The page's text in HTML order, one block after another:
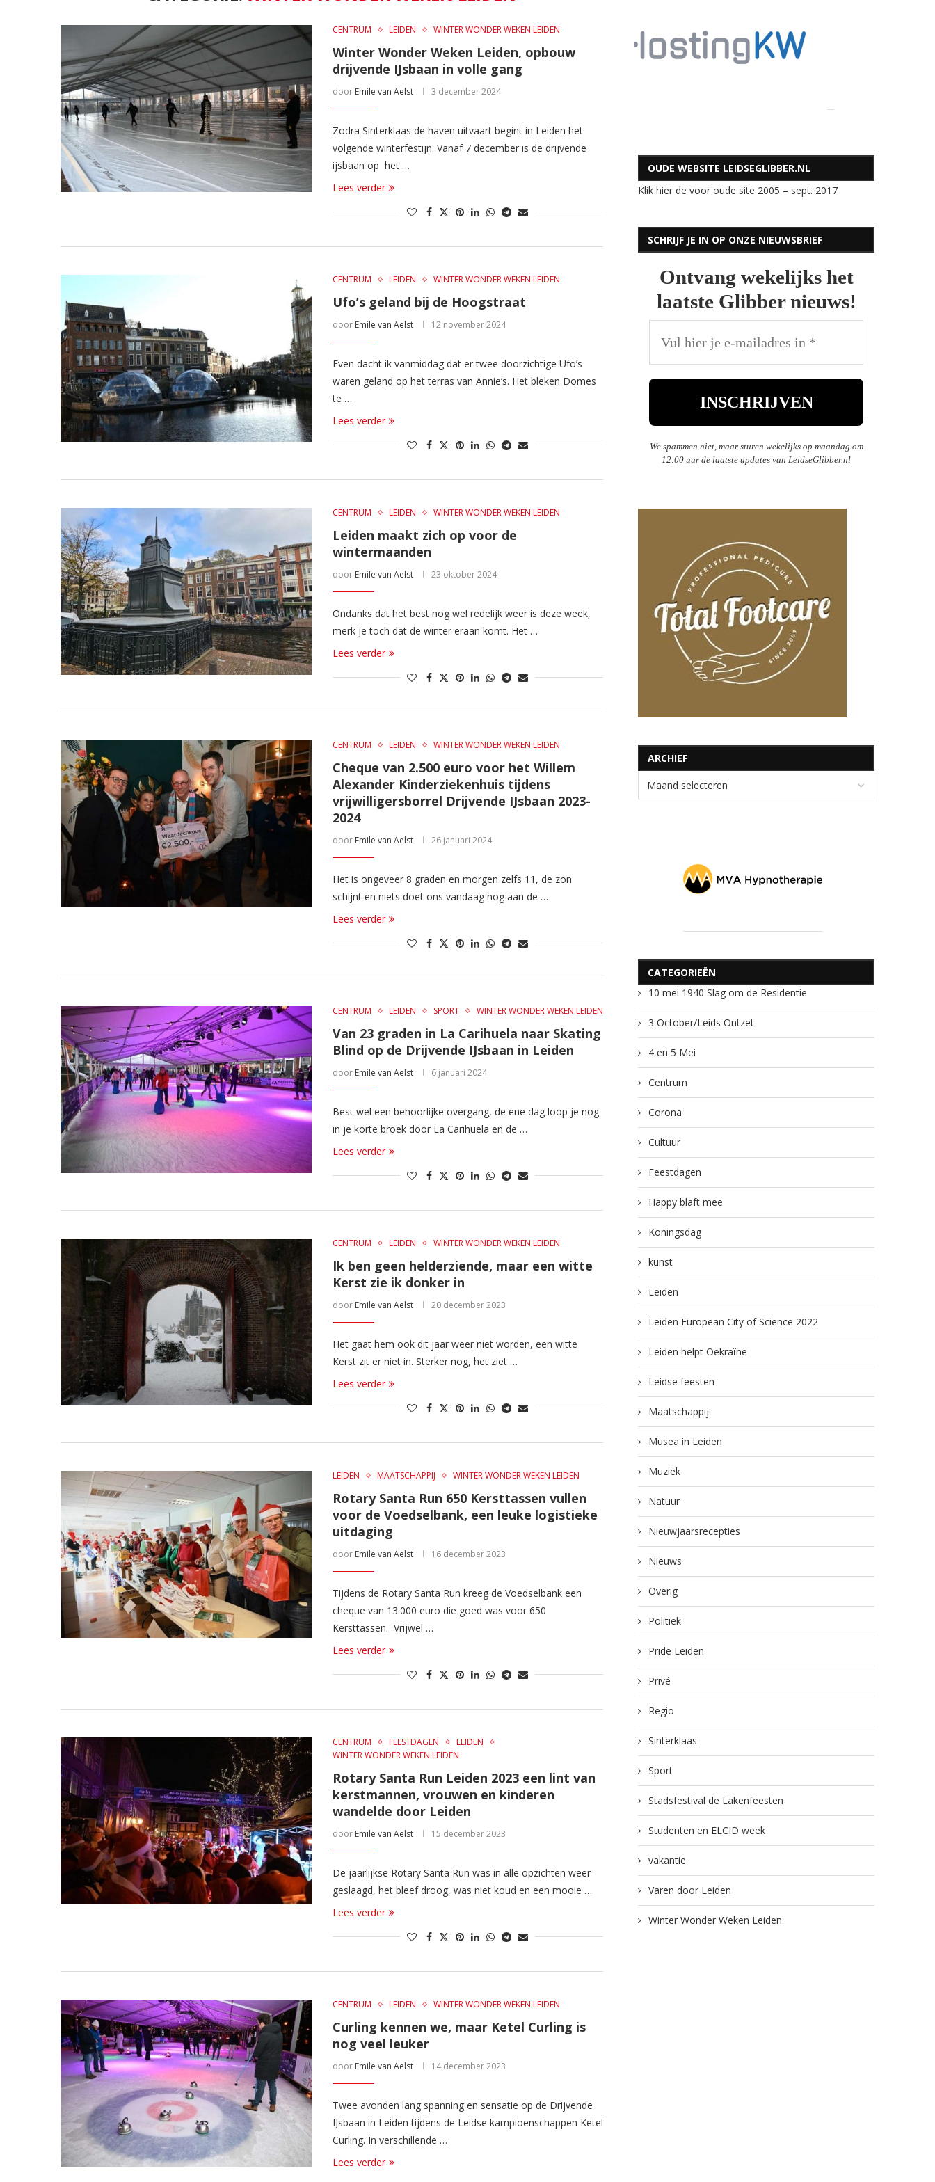
CENTRUM LEIDEN WINTER WONDER WEKEN LEIDEN
Winter Wonder Weken Leiden, opbouw
drijvende IJsbaan in volle gang
door Emile van Aelst 3 december 2024
Zodra Sinterklaas de haven uitvaart begint in Leiden het
volgende winterfestijn. Vanaf 7 december is de drijvende
ijsbaan op het …
Lees verder
CENTRUM LEIDEN WINTER WONDER WEKEN LEIDEN
Ufo’s geland bij de Hoogstraat
door Emile van Aelst 12 november 2024
Even dacht ik vanmiddag dat er twee doorzichtige Ufo’s
waren geland op het terras van Annie’s. Het bleken Domes
te …
Lees verder
CENTRUM LEIDEN WINTER WONDER WEKEN LEIDEN
Leiden maakt zich op voor de
wintermaanden
door Emile van Aelst 23 oktober 2024
Ondanks dat het best nog wel redelijk weer is deze week,
merk je toch dat de winter eraan komt. Het …
Lees verder
CENTRUM LEIDEN WINTER WONDER WEKEN LEIDEN
Cheque van 2.500 euro voor het Willem
Alexander Kinderziekenhuis tijdens
vrijwilligersborrel Drijvende IJsbaan 2023-
2024
door Emile van Aelst 26 januari 2024
Het is ongeveer 8 graden en morgen zelfs 11, de zon
schijnt en niets doet ons vandaag nog aan de …
Lees verder
CENTRUM LEIDEN SPORT WINTER WONDER WEKEN LEIDEN
Van 23 graden in La Carihuela naar Skating
Blind op de Drijvende IJsbaan in Leiden
door Emile van Aelst 6 januari 2024
Best wel een behoorlijke overgang, de ene dag loop je nog
in je korte broek door La Carihuela en de …
Lees verder
CENTRUM LEIDEN WINTER WONDER WEKEN LEIDEN
Ik ben geen helderziende, maar een witte
Kerst zie ik donker in
door Emile van Aelst 20 december 2023
Het gaat hem ook dit jaar weer niet worden, een witte
Kerst zit er niet in. Sterker nog, het ziet …
Lees verder
LEIDEN MAATSCHAPPIJ WINTER WONDER WEKEN LEIDEN
Rotary Santa Run 650 Kersttassen vullen
voor de Voedselbank, een leuke logistieke
uitdaging
door Emile van Aelst 16 december 2023
Tijdens de Rotary Santa Run kreeg de Voedselbank een
cheque van 13.000 euro die goed was voor 650
Kersttassen. Vrijwel …
Lees verder
CENTRUM FEESTDAGEN
LEIDEN
WINTER WONDER WEKEN LEIDEN
Rotary Santa Run Leiden 2023 een lint van
kerstmannen, vrouwen en kinderen
wandelde door Leiden
door Emile van Aelst 15 december 2023
De jaarlijkse Rotary Santa Run was in alle opzichten weer
geslaagd, het bleef droog, was niet koud en een mooie …
Lees verder
CENTRUM LEIDEN WINTER WONDER WEKEN LEIDEN
Curling kennen we, maar Ketel Curling is
nog veel leuker
door Emile van Aelst 14 december 2023
Twee avonden lang spanning en sensatie op de Drijvende
IJsbaan in Leiden tijdens de Leidse kampioenschappen Ketel
Curling. In verschillende …
Lees verder
OUDE WEBSITE LEIDSEGLIBBER.NL
Klik hier de voor oude site 2005 – sept. 2017
SCHRIJF JE IN OP ONZE NIEUWSBRIEF
Ontvang wekelijks het
laatste Glibber nieuws!
We spammen niet, maar sturen wekelijks op maandag om
12:00 uur de laatste updates van LeidseGlibber.nl
ARCHIEF
CATEGORIEËN
10 mei 1940 Slag om de Residentie
3 October/Leids Ontzet
4 en 5 Mei
Centrum
Corona
Cultuur
Feestdagen
Happy blaft mee
Koningsdag
kunst
Leiden
Leiden European City of Science 2022
Leiden helpt Oekraïne
Leidse feesten
Maatschappij
Musea in Leiden
Muziek
Natuur
Nieuwjaarsrecepties
Nieuws
Overig
Politiek
Pride Leiden
Privé
Regio
Sinterklaas
Sport
Stadsfestival de Lakenfeesten
Studenten en ELCID week
vakantie
Varen door Leiden
Winter Wonder Weken Leiden